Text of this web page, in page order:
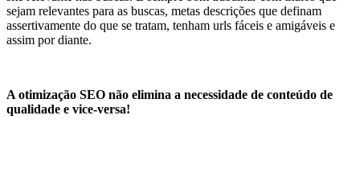
sejam relevantes para as buscas, metas descrições que definam
assertivamente do que se tratam, tenham urls fáceis e amigáveis e
assim por diante.
A otimização SEO não elimina a necessidade de conteúdo de
qualidade e vice-versa!